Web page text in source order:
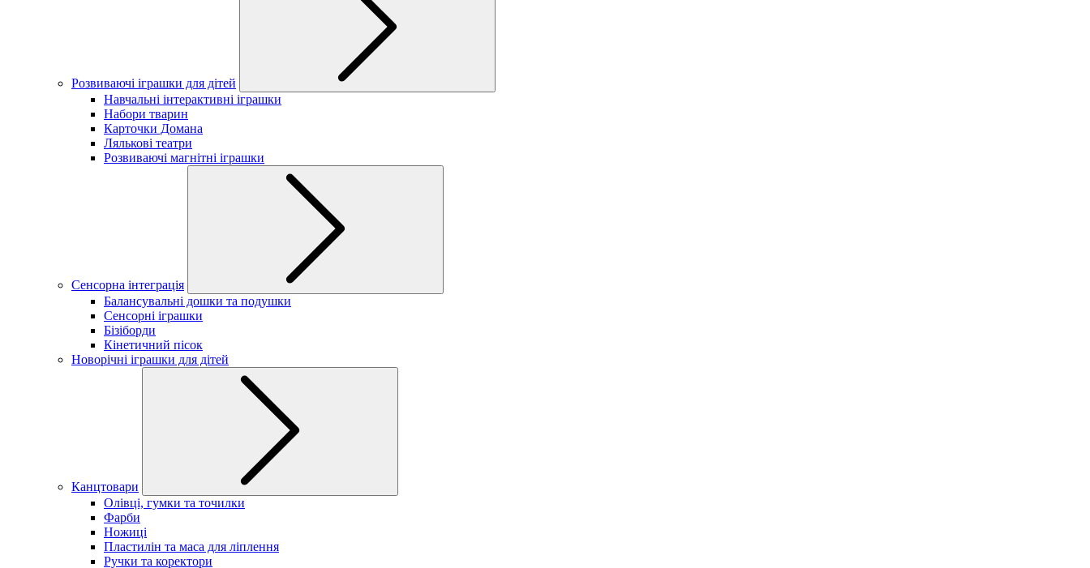
Розвиваючі іграшки для дітей
Навчальні інтерактивні іграшки
Набори тварин
Карточки Домана
Лялькові театри
Розвиваючі магнітні іграшки
Сенсорна інтеграція
Балансувальні дошки та подушки
Сенсорні іграшки
Бізіборди
Кінетичний пісок
Новорічні іграшки для дітей
Канцтовари
Олівці, гумки та точилки
Фарби
Ножиці
Пластилін та маса для ліплення
Ручки та коректори